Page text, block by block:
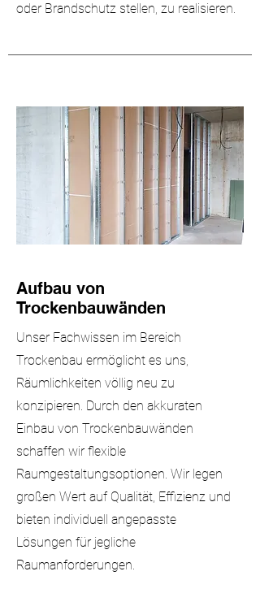
oder Brandschutz stellen, zu realisieren.
Aufbau von
Trockenbauwänden
Unser Fachwissen im Bereich
Trockenbau ermöglicht es uns,
Räumlichkeiten völlig neu zu
konzipieren. Durch den akkuraten
Einbau von Trockenbauwänden
schaffen wir flexible
Raumgestaltungsoptionen. Wir legen
großen Wert auf Qualität, Effizienz und
bieten individuell angepasste
Lösungen für jegliche
Raumanforderungen.